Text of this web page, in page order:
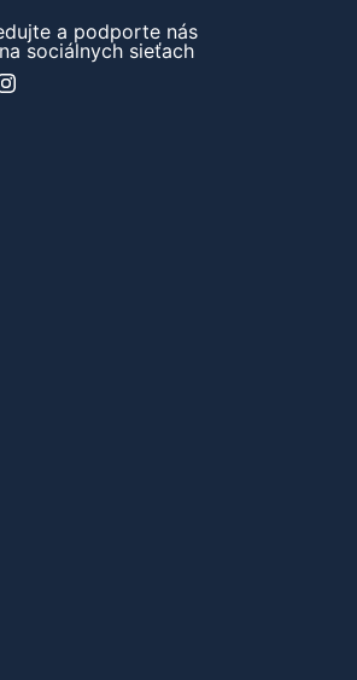
a podporte nás
sociálnych sieťach